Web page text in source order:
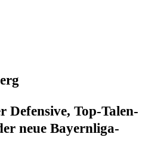
Defen­si­ve, Top-Talen­
neue Bay­ern­li­ga-